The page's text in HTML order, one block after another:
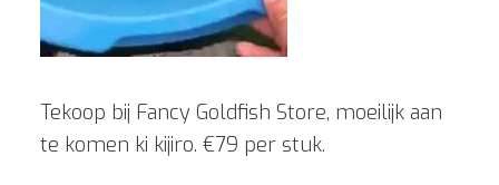
Tekoop bij Fancy Goldfish Store, moeilijk aan
te komen ki kijiro. €79 per stuk.